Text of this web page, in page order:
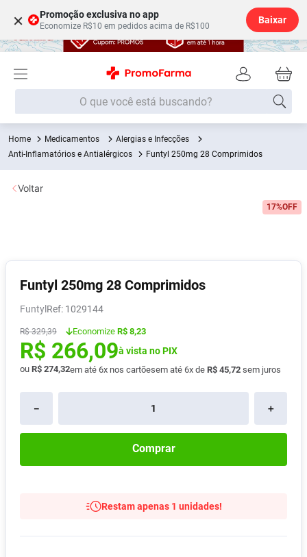
× Promoção exclusiva no app
Economize R$10 em pedidos acima de R$100
Baixar
O que você está buscando?
Medicamentos
Alergias e Infecções
Anti-Inflamatórios e Antialérgicos
Funtyl 250mg 28 Comprimidos
17%OFF
Funtyl 250mg 28 Comprimidos
Funtyl : 1029144
R$ 329,39 Economize R$ 8,23
R$ 266,09à vista no PIX
ou R$ 274,32em até 6x nos cartõesem até 6x de R$ 45,72 sem juros
＋
－
Comprar
Restam apenas 1 unidades!
Voltar
Termos mais buscados
1º Fralda
2
5º Fralda G
6º Shampoo
9 Vitamina D
10º Lavitan